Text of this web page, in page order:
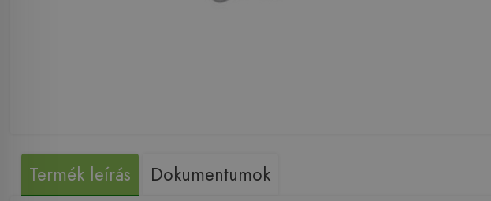
Termék leírás Dokumentumok